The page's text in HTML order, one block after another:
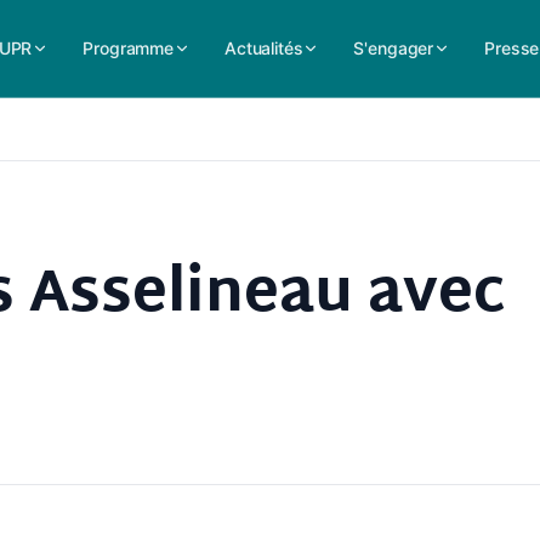
Programme Actualités S'engager Presse
avec